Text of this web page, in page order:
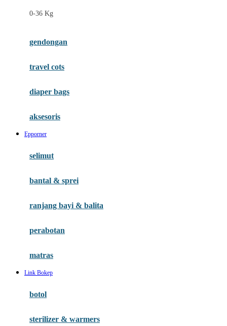
Fisher Price
Gb
Habbie
Haenim
Hauck
Havaianas
Hybrid
0-36 Kg
gendongan
travel cots
diaper bags
aksesoris
Epporner
selimut
bantal & sprei
ranjang bayi & balita
perabotan
matras
Link Bokep
botol
sterilizer & warmers